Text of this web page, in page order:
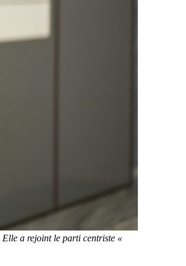
Elle a rejoint le par­ti cen­triste «